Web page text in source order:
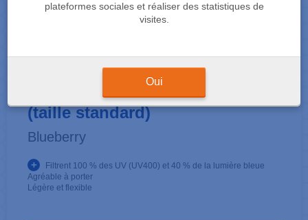
plateformes sociales et réaliser des statistiques de
visites.
Oui
Lunettes pour écran modèle L
(taille standard)
Blueberry
+
Filtrent 100 % des UV (UV400) et 40 % de la lumière bleue
Agréable à porter
Légère et flexible